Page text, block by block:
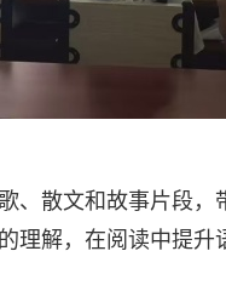
散文和故事片段
理解，在阅读中提